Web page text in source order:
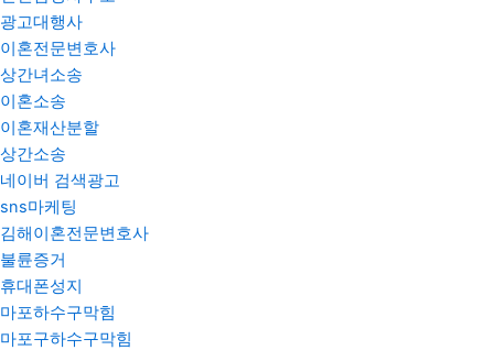
광고대행사
이혼전문변호사
상간녀소송
이혼소송
이혼재산분할
상간소송
네이버 검색광고
sns마케팅
김해이혼전문변호사
불륜증거
휴대폰성지
마포하수구막힘
마포구하수구막힘